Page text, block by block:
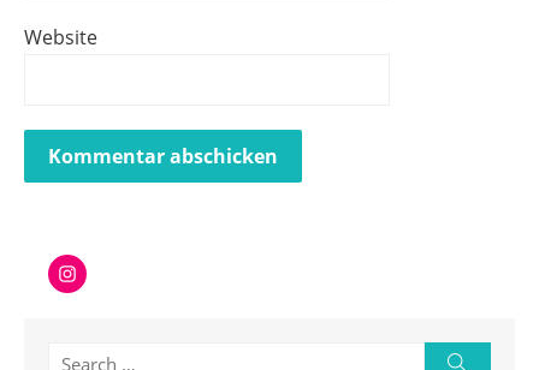
Website
Instagram
Search